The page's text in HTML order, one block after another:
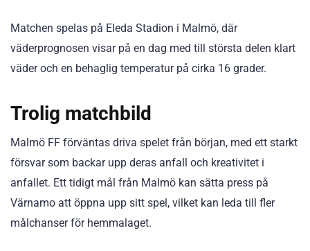
Matchen spelas på Eleda Stadion i Malmö, där
väderprognosen visar på en dag med till största delen klart
väder och en behaglig temperatur på cirka 16 grader.
Trolig matchbild
Malmö FF förväntas driva spelet från början, med ett starkt
försvar som backar upp deras anfall och kreativitet i
anfallet. Ett tidigt mål från Malmö kan sätta press på
Värnamo att öppna upp sitt spel, vilket kan leda till fler
målchanser för hemmalaget.